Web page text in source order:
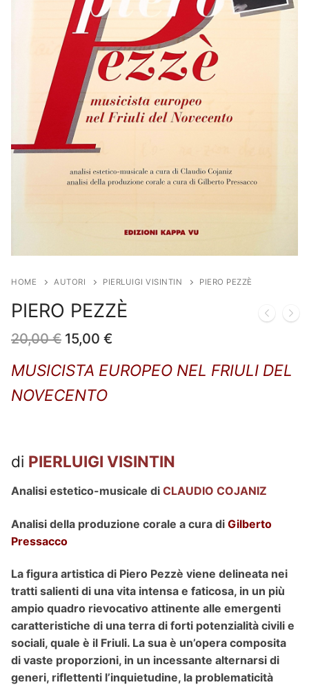
HOME AUTORI PIERLUIGI VISINTIN PIERO PEZZÈ
PIERO PEZZÈ
20,00€ Il
prezzo
originale
era:
20,00 €.
15,00 €
attuale
è:
MUSICISTA EUROPEO NEL FRIULI DEL
NOVECENTO
di PIERLUIGI VISINTIN
Analisi estetico-musicale di CLAUDIO COJANIZ
Analisi della produzione corale a cura di Gilberto
Pressacco
La figura artistica di Piero Pezzè viene delineata nei
tratti salienti di una vita intensa e faticosa, in un più
ampio quadro rievocativo attinente alle emergenti
caratteristiche di una terra di forti potenzialità civili e
sociali, quale è il Friuli. La sua è un’opera composita
di vaste proporzioni, in un incessante alternarsi di
generi, riflettenti l’inquietudine, la problematicità